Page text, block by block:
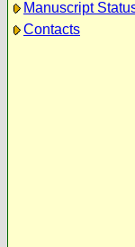
Manuscript
Contacts